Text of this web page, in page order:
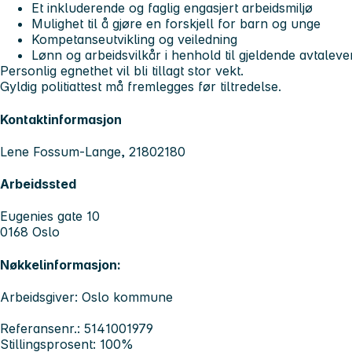
Et inkluderende og faglig engasjert arbeidsmiljø
Mulighet til å gjøre en forskjell for barn og unge
Kompetanseutvikling og veiledning
Lønn og arbeidsvilkår i henhold til gjeldende
Personlig egnethet vil bli tillagt stor vekt.
Gyldig politiattest må fremlegges før tiltredelse.
Kontaktinformasjon
Lene Fossum-Lange, 21802180
Arbeidssted
Eugenies gate 10
0168 Oslo
Nøkkelinformasjon:
Arbeidsgiver: Oslo kommune
Referansenr.: 5141001979
Stillingsprosent: 100%